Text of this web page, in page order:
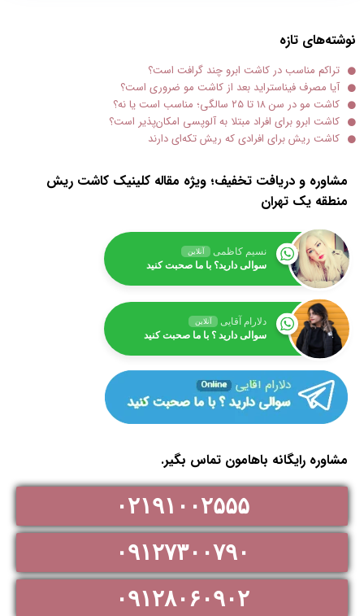
نوشته‌های تازه
تراکم مناسب در کاشت ابرو چند گرافت است؟
آیا مصرف فیناستراید بعد از کاشت مو ضروری است؟
کاشت مو در سن ۱۸ تا ۲۵ سالگی؛ مناسب است یا نه؟
کاشت ابرو برای افراد مبتلا به آلوپسی امکان‌پذیر است؟
کاشت ریش برای افرادی که ریش تکه‌ای دارند
مشاوره و دریافت تخفیف؛ ویژه مقاله کلینیک کاشت ریش
منطقه یک تهران
نسیم کاظمی آنلاین
سوالی دارید؟ با ما صحبت کنید
دلارام آقایی آنلاین
سوالی دارید ؟ با ما صحبت کنید
مشاوره رایگانه باهامون تماس بگیر.
۰۲۱۹۱۰۰۲۵۵۵
۰۹۱۲۷۳۰۰۷۹۰
۰۹۱۲۸۰۶۰۹۰۲